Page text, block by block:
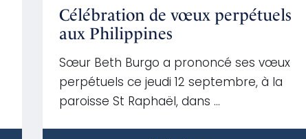
Célébration de vœux perpétuels
aux Philippines
Sœur Beth Burgo a prononcé ses vœux
perpétuels ce jeudi 12 septembre, à la
paroisse St Raphaël, dans …